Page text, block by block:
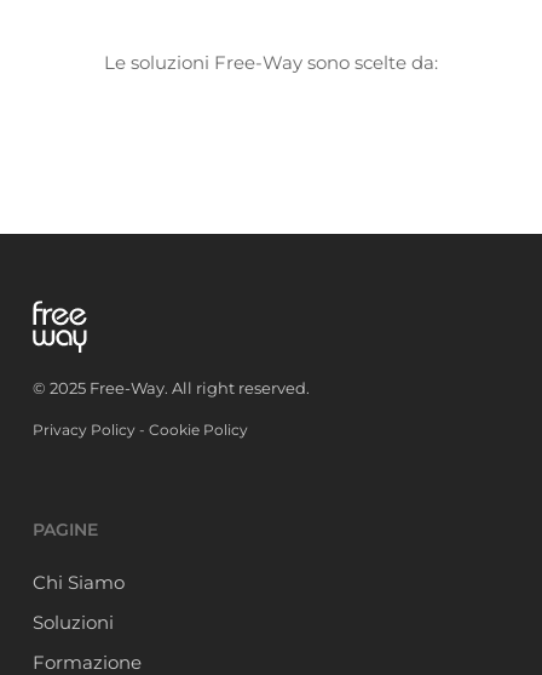
Le soluzioni Free-Way sono scelte da:
© 2025 Free-Way. All right reserved.
Privacy Policy- Cookie Policy
PAGINE
Chi Siamo
Soluzioni
Formazione